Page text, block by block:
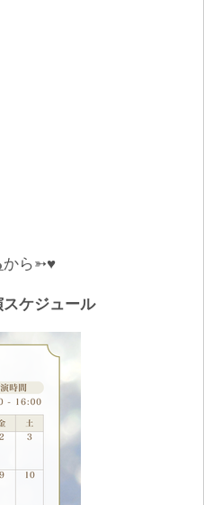
から➳♥
ケジュール